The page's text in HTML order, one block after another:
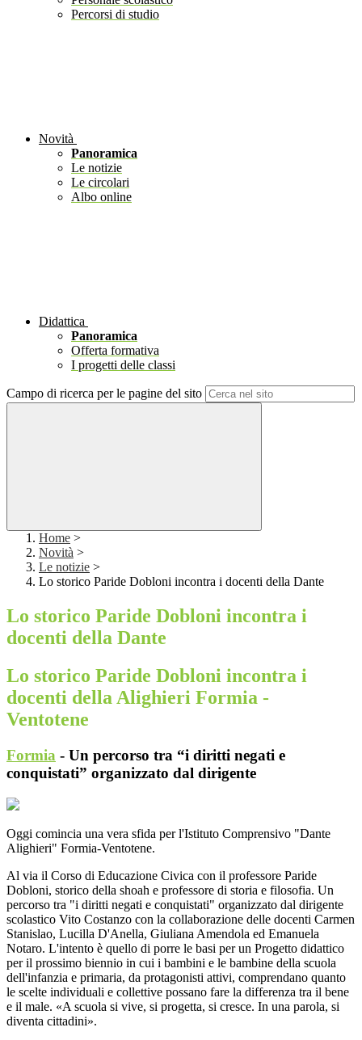
Percorsi di studio
Novità
Panoramica
Le notizie
Le circolari
Albo online
Didattica
Panoramica
Offerta formativa
I progetti delle classi
Campo di ricerca per le pagine del sito
Home >
Novità >
Le notizie >
Lo storico Paride Dobloni incontra i docenti della Dante
Lo storico Paride Dobloni incontra i
docenti della Dante
Lo storico Paride Dobloni incontra i
docenti della Alighieri Formia -
Ventotene
Formia - Un percorso tra “i diritti negati e
conquistati” organizzato dal dirigente
Oggi comincia una vera sfida per l'Istituto Comprensivo "Dante
Alighieri" Formia-Ventotene.
Al via il Corso di Educazione Civica con il professore Paride
Dobloni, storico della shoah e professore di storia e filosofia. Un
percorso tra "i diritti negati e conquistati" organizzato dal dirigente
scolastico Vito Costanzo con la collaborazione delle docenti Carmen
Stanislao, Lucilla D'Anella, Giuliana Amendola ed Emanuela
Notaro. L'intento è quello di porre le basi per un Progetto didattico
per il prossimo biennio in cui i bambini e le bambine della scuola
dell'infanzia e primaria, da protagonisti attivi, comprendano quanto
le scelte individuali e collettive possano fare la differenza tra il bene
e il male. «A scuola si vive, si progetta, si cresce. In una parola, si
diventa cittadini».